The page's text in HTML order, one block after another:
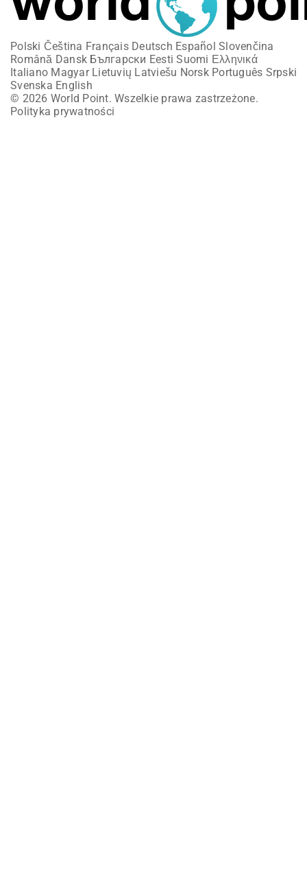
Polski Čeština Français Deutsch Español Slovenčina
Română Dansk Български Eesti Suomi Ελληνικά
Italiano Magyar Lietuvių Latviešu Norsk Português Srpski
Svenska English
© 2026 World Point. Wszelkie prawa zastrzeżone.
Polityka prywatności